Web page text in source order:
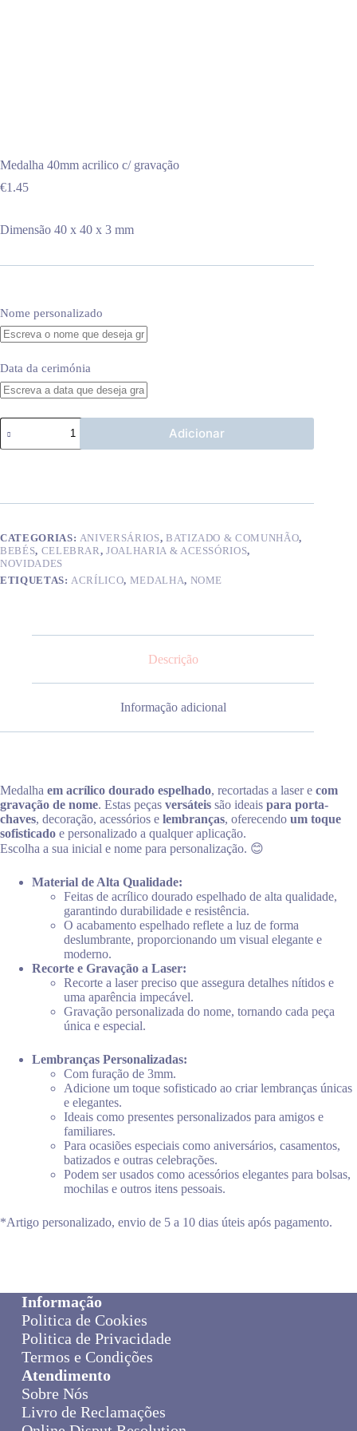
Medalha 40mm acrilico c/ gravação
€1.45
Dimensão 40 x 40 x 3 mm
Nome personalizado
Data da cerimónia
Quantidade
de
Medalha
gravação
Adicionar
CATEGORIAS: ANIVERSÁRIOS, BATIZADO & COMUNHÃO,
BEBÉS, CELEBRAR ,JOALHARIA & ACESSÓRIOS,
NOVIDADES
ETIQUETAS: ACRÍLICO, MEDALHA, NOME
Descrição
Informação adicional
Medalha em acrílico dourado espelhado, recortadas a laser e com
gravação de nome. Estas peças versáteis são ideais para porta-
chaves, decoração, acessórios e lembranças, oferecendo um toque
sofisticado e personalizado a qualquer aplicação.
Escolha a sua inicial e nome para personalização. 😊
Material de Alta Qualidade:
Feitas de acrílico dourado espelhado de alta qualidade,
garantindo durabilidade e resistência.
O acabamento espelhado reflete a luz de forma
deslumbrante, proporcionando um visual elegante e
moderno.
Recorte e Gravação a Laser:
Recorte a laser preciso que assegura detalhes nítidos e
uma aparência impecável.
Gravação personalizada do nome, tornando cada peça
única e especial.
Lembranças Personalizadas:
Com furação de 3mm.
Adicione um toque sofisticado ao criar lembranças únicas
e elegantes.
Ideais como presentes personalizados para amigos e
familiares.
Para ocasiões especiais como aniversários, casamentos,
batizados e outras celebrações.
Podem ser usados como acessórios elegantes para bolsas,
mochilas e outros itens pessoais.
*Artigo personalizado, envio de 5 a 10 dias úteis após pagamento.
Informação
Politica de Cookies
Politica de Privacidade
Termos e Condições
Atendimento
Sobre Nós
Livro de Reclamações